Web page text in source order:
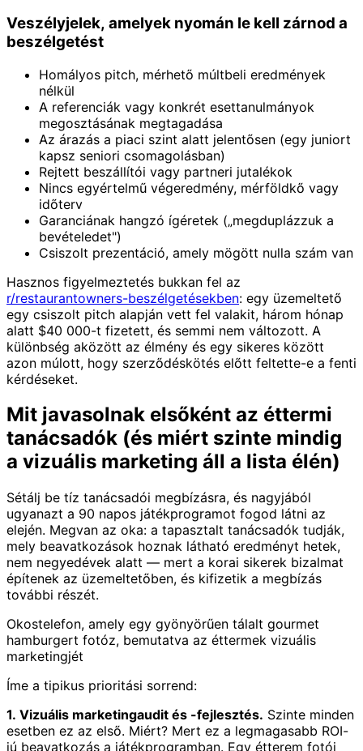
Veszélyjelek, amelyek nyomán le kell zárnod a
beszélgetést
Homályos pitch, mérhető múltbeli eredmények
nélkül
A referenciák vagy konkrét esettanulmányok
megosztásának megtagadása
Az árazás a piaci szint alatt jelentősen (egy juniort
kapsz seniori csomagolásban)
Rejtett beszállítói vagy partneri jutalékok
Nincs egyértelmű végeredmény, mérföldkő vagy
időterv
Garanciának hangzó ígéretek („megduplázzuk a
bevételedet")
Csiszolt prezentáció, amely mögött nulla szám van
Hasznos figyelmeztetés bukkan fel az
r/restaurantowners-beszélgetésekben: egy üzemeltető
egy csiszolt pitch alapján vett fel valakit, három hónap
alatt $40 000-t fizetett, és semmi nem változott. A
különbség aközött az élmény és egy sikeres között
azon múlott, hogy szerződéskötés előtt feltette-e a fenti
kérdéseket.
Mit javasolnak elsőként az éttermi
tanácsadók (és miért szinte mindig
a vizuális marketing áll a lista élén)
Sétálj be tíz tanácsadói megbízásra, és nagyjából
ugyanazt a 90 napos játékprogramot fogod látni az
elején. Megvan az oka: a tapasztalt tanácsadók tudják,
mely beavatkozások hoznak látható eredményt hetek,
nem negyedévek alatt — mert a korai sikerek bizalmat
építenek az üzemeltetőben, és kifizetik a megbízás
további részét.
Okostelefon, amely egy gyönyörűen tálalt gourmet
hamburgert fotóz, bemutatva az éttermek vizuális
marketingjét
Íme a tipikus prioritási sorrend:
1. Vizuális marketingaudit és -fejlesztés. Szinte minden
esetben ez az első. Miért? Mert ez a legmagasabb ROI-
jú beavatkozás a játékprogramban. Egy étterem fotói